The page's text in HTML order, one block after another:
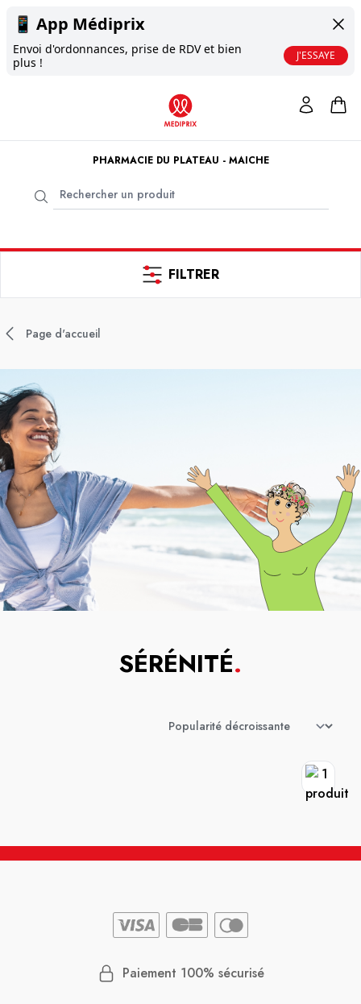
📱 App Médiprix
Envoi d'ordonnances, prise de RDV et bien
plus !
J'ESSAYE
PHARMACIE DU PLATEAU - MAICHE
FILTRER
Page d'accueil
SÉRÉNITÉ.
Paiement 100% sécurisé